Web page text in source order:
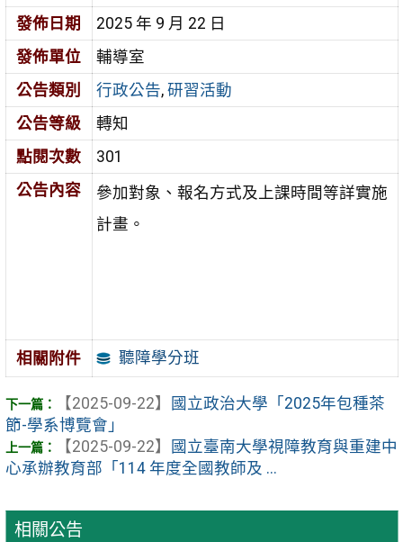
相關公告
發佈日期
2025 年 9 月 22 日
發佈單位
輔導室
公告類別
行政公告, 研習活動
公告等級
轉知
點閱次數
301
公告內容
參加對象、報名方式及上課時間等詳實施
計畫。
相關附件 聽障學分班
【2025-09-22】
國立政治大學「2025年包種茶
節-學系博覽會」
【2025-09-22】
國立臺南大學視障教育與重建中
心承辦教育部「114 年度全國教師及 ...